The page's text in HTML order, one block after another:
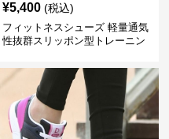
¥5,400 (税込)
フィットネスシューズ 軽量通気
性抜群スリッポン型トレーニン